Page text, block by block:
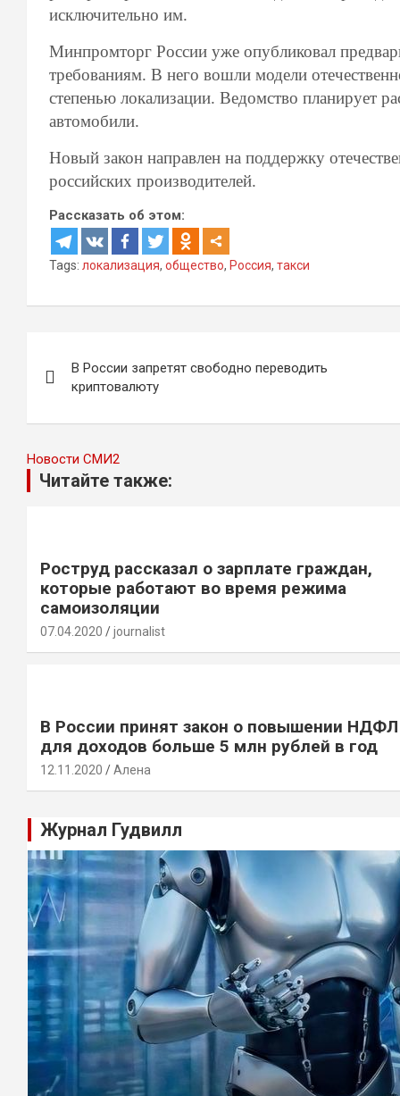
исключительно им.
Минпромторг России уже опубликовал
требованиям. В него вошли модели
степенью локализации. Ведомство планирует
автомобили.
Новый закон направлен на поддержку
российских производителей.
Рассказать об этом:
Tags: локализация, общество, Россия, такси
по
записям
В России запретят свободно переводить
криптовалюту
Новости СМИ2
Читайте также:
Роструд рассказал о зарплате граждан,
которые работают во время режима
самоизоляции
07.04.2020 journalist
В России принят закон о повышении НДФЛ
для доходов больше 5 млн рублей в год
12.11.2020 Алена
Журнал Гудвилл